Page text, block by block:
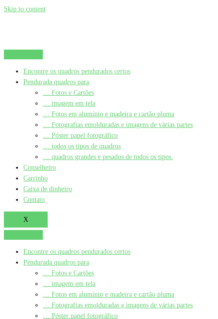
Skip to content
Encontre os quadros pendurados certos
Pendurada quadros para
… Fotos e Cartões
… imagem em tela
… Fotos em alumínio e madeira e cartão pluma
… Fotografias emolduradas e imagens de várias partes
… Póster papel fotográfico
… todos os tipos de quadros
… quadros grandes e pesados de todos os tipos.
Conselheiro
Carrinho
Caixa de dinheiro
Contato
X
Encontre os quadros pendurados certos
Pendurada quadros para
… Fotos e Cartões
… imagem em tela
… Fotos em alumínio e madeira e cartão pluma
… Fotografias emolduradas e imagens de várias partes
… Póster papel fotográfico